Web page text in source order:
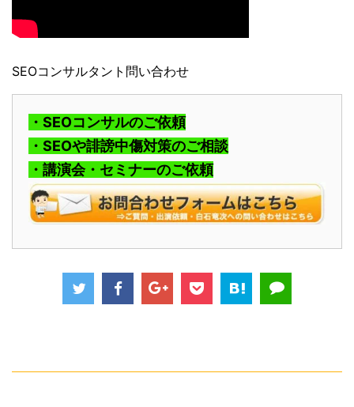
SEOコンサルタント問い合わせ
・SEOコンサルのご依頼
・SEOや誹謗中傷対策のご相談
・講演会・セミナーのご依頼